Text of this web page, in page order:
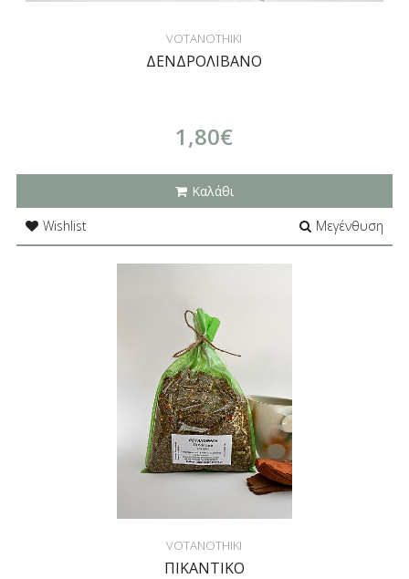
VOTANOTHIKI
ΔΕΝΔΡΟΛΙΒΑΝΟ
1,80€
Καλάθι
Wishlist
Μεγένθυση
VOTANOTHIKI
ΠΙΚΑΝΤΙΚΟ